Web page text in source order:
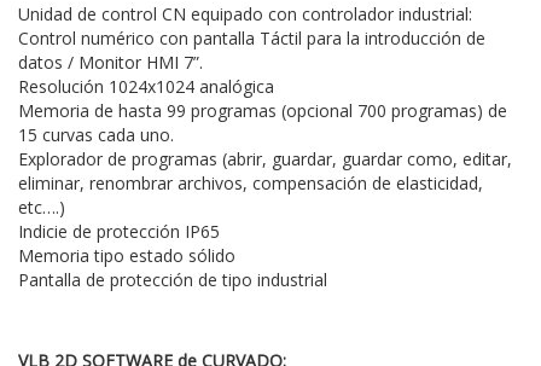
Unidad de control CN equipado con controlador industrial:
Control numérico con pantalla Táctil para la introducción de
datos / Monitor HMI 7”.
Resolución 1024x1024 analógica
Memoria de hasta 99 programas (opcional 700 programas) de
15 curvas cada uno.
Explorador de programas (abrir, guardar, guardar como, editar,
eliminar, renombrar archivos, compensación de elasticidad,
etc….)
Indicie de protección IP65
Memoria tipo estado sólido
Pantalla de protección de tipo industrial
VLB 2D SOFTWARE de CURVADO: